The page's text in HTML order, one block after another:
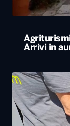
Arrivi in